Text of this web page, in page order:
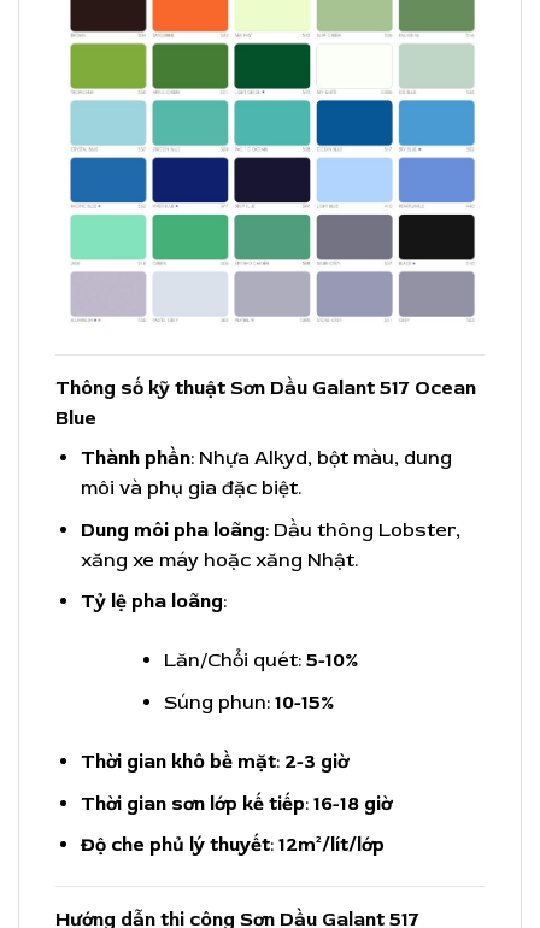
Thông số kỹ thuật Sơn Dầu Galant 517 Ocean
Blue
Thành phần: Nhựa Alkyd, bột màu, dung
môi và phụ gia đặc biệt.
Dung môi pha loãng: Dầu thông Lobster,
xăng xe máy hoặc xăng Nhật.
Tỷ lệ pha loãng:
Lăn/Chổi quét: 5-10%
Súng phun: 10-15%
Thời gian khô bề mặt: 2-3 giờ
Thời gian sơn lớp kế tiếp: 16-18 giờ
Độ che phủ lý thuyết: 12m²/lít/lớp
Hướng dẫn thi công Sơn Dầu Galant 517